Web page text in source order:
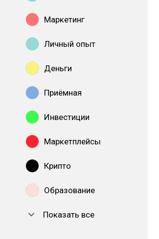
Маркетинг
Личный опыт
Деньги
Приёмная
Инвестиции
Маркетплейсы
Крипто
Образование
Показать все